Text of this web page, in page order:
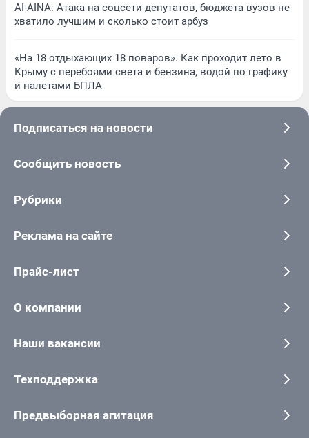
AI-AINA: Атака на соцсети депутатов, бюджета вузов не
хватило лучшим и сколько стоит арбуз
«На 18 отдыхающих 18 поваров». Как проходит лето в
Крыму с перебоями света и бензина, водой по графику
и налетами БПЛА
Подписаться на новости
Сообщить новость
Рубрики
Реклама на сайте
Прайс-лист
О компании
Наши вакансии
Техподдержка
Предвыборная агитация